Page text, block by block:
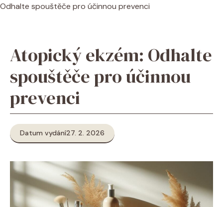
Odhalte spouštěče pro účinnou prevenci
Atopický ekzém: Odhalte
spouštěče pro účinnou
prevenci
Datum vydání27. 2. 2026